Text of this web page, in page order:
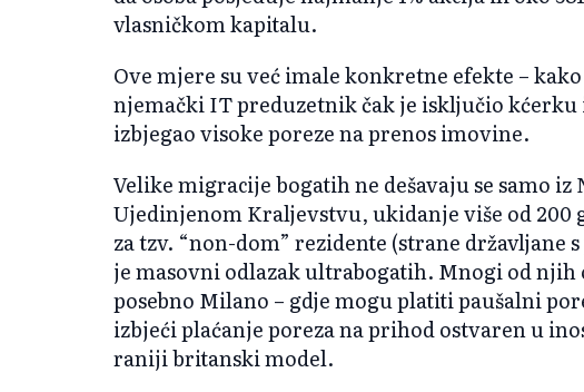
vlasničkom kapitalu.
Ove mjere su već imale konkretne efekte –
njemački IT preduzetnik čak je isključio kćerku
izbjegao visoke poreze na prenos imovine.
Velike migracije bogatih ne dešavaju se samo
Ujedinjenom Kraljevstvu, ukidanje više od 200
za tzv. “non-dom” rezidente (strane državljane
je masovni odlazak ultrabogatih. Mnogi od njih
posebno Milano – gdje mogu platiti paušalni
izbjeći plaćanje poreza na prihod ostvaren u
raniji britanski model.